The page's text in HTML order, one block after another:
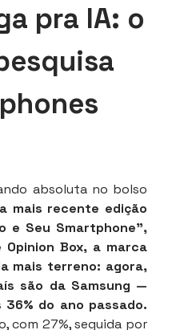
pra IA: o
absoluta no bolso
mais recente edição
e Seu Smartphone",
Box, a marca
mais terreno: agora,
são da Samsung —
do ano passado.
com 27%, seguida por